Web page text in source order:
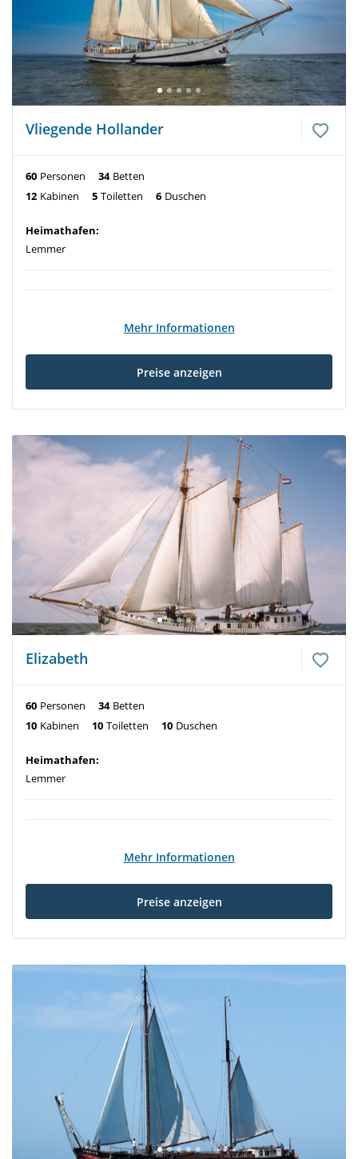
Vliegende Hollander
60 Personen 34 Betten
12 Kabinen 5 Toiletten 6 Duschen
Heimathafen:
Lemmer
Mehr Informationen
Preise anzeigen
Elizabeth
60 Personen 34 Betten
10 Kabinen 10 Toiletten 10 Duschen
Heimathafen:
Lemmer
Mehr Informationen
Preise anzeigen